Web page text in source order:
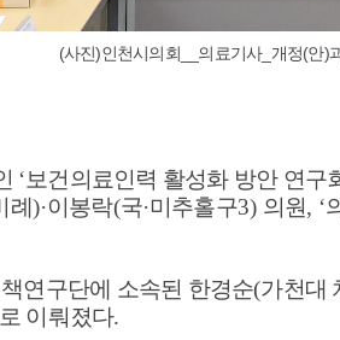
(사진)인천시의회__의료기사_개정(안)
‘보건의료인력 활성화 방안 연구
례)·이봉락(국·미추홀구3) 의원, ‘
연구단에 소속된 한경순(가천대
이뤄졌다.